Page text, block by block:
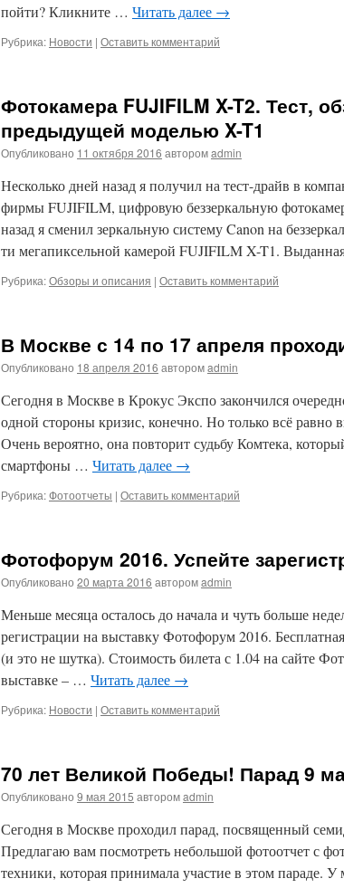
пойти? Кликните … Читать далее →
Рубрика: Новости | Оставить комментарий
Фотокамера FUJIFILM X-T2. Тест,
предыдущей моделью X-T1
Опубликовано 11 октября 2016 авторомadmin
Несколько дней назад я получил на тест-драйв в
фирмы FUJIFILM, цифровую беззеркальную
назад я сменил зеркальную систему Canon на
ти мегапиксельной камерой FUJIFILM X-T1.
Рубрика:Обзоры и описания | Оставить комментарий
В Москве с 14 по 17 апреля
Опубликовано 18 апреля 2016 авторомadmin
Сегодня в Москве в Крокус Экспо закончился
одной стороны кризис, конечно. Но только всё равно
Очень вероятно, она повторит судьбу Комтека,
смартфоны … Читать далее →
Рубрика:Фотоотчеты | Оставить комментарий
Фотофорум 2016. Успейте
Опубликовано 20 марта 2016 авторомadmin
Меньше месяца осталось до начала и чуть больше
регистрации на выставку Фотофорум 2016.
(и это не шутка). Стоимость билета с 1.04 на сайте
выставке – … Читать далее →
Рубрика: Новости | Оставить комментарий
70 лет Великой Победы! Парад 9
Опубликовано 9 мая 2015 авторомadmin
Сегодня в Москве проходил парад, посвященный
Предлагаю вам посмотреть небольшой фотоотчет с
техники, которая принимала участие в этом параде.